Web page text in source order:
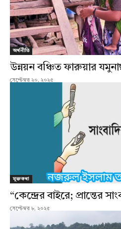
অর্থনীতি
উন্নয়ন বঞ্চিত ফারুয়ার
সেপ্টেম্বর ২০, ২০২৫
মুক্তকথা
“কেন্দ্রের বাইরে; প্রান্তের
সেপ্টেম্বর ৮, ২০২৫